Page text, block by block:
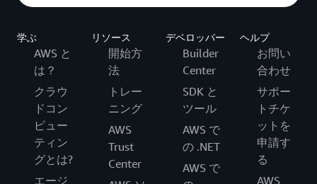
学ぶ
AWS と
は？
クラウ
ドコン
ピュー
ティン
グとは?
エージ
リソース
開始方
法
トレー
ニング
AWS
Trust
Center
デベロッパー
Builder
Center
SDK と
ツール
AWS で
の .NET
AWS で
ヘルプ
お問い
合わせ
サポー
トチケ
ットを
申請す
る
AWS